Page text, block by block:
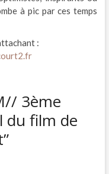
à pic par ces temps
:
3ème
du film de